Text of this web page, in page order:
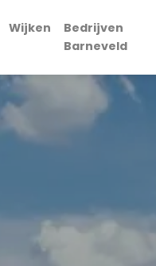
Wijken
Bedrijven
Barneveld